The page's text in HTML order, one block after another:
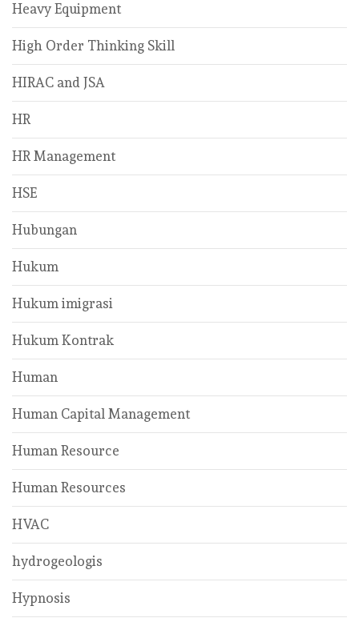
Heavy Equipment
High Order Thinking Skill
HIRAC and JSA
HR
HR Management
HSE
Hubungan
Hukum
Hukum imigrasi
Hukum Kontrak
Human
Human Capital Management
Human Resource
Human Resources
HVAC
hydrogeologis
Hypnosis